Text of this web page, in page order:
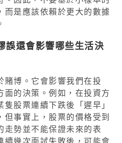
而是應該依賴於更大的數據
誤還會影響哪些生活決
賭博。它會影響我們在投
面的決策。例如，在投資方
股票連續下跌後「遲早」
但事實上，股票的價格受到
走勢並不能保證未來的表